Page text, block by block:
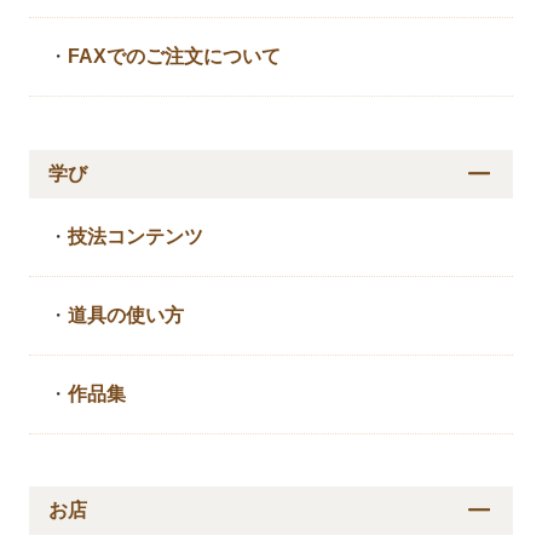
・ FAXでのご注文について
学び
・技法コンテンツ
・道具の使い方
・作品集
お店